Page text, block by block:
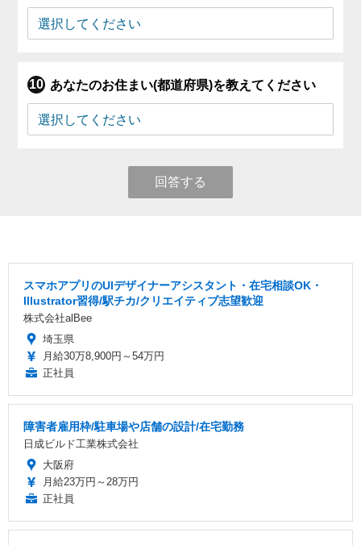
あなたのお住まい(都道府県)を教えてください
回答する
スマホアプリのUIデザイナーアシスタント・在宅相談OK・
Illustrator習得/駅チカ/クリエイティブ志望歓迎
株式会社alBee
埼玉県
月給30万8,900円～54万円
正社員
障害者雇用枠/駐車場や店舗の設計/在宅勤務
日成ビルド工業株式会社
大阪府
月給23万円～28万円
正社員